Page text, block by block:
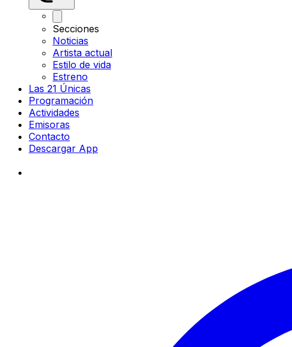
Secciones
Noticias
Artista actual
Estilo de vida
Estreno
Las 21 Únicas
Programación
Actividades
Emisoras
Contacto
Descargar App